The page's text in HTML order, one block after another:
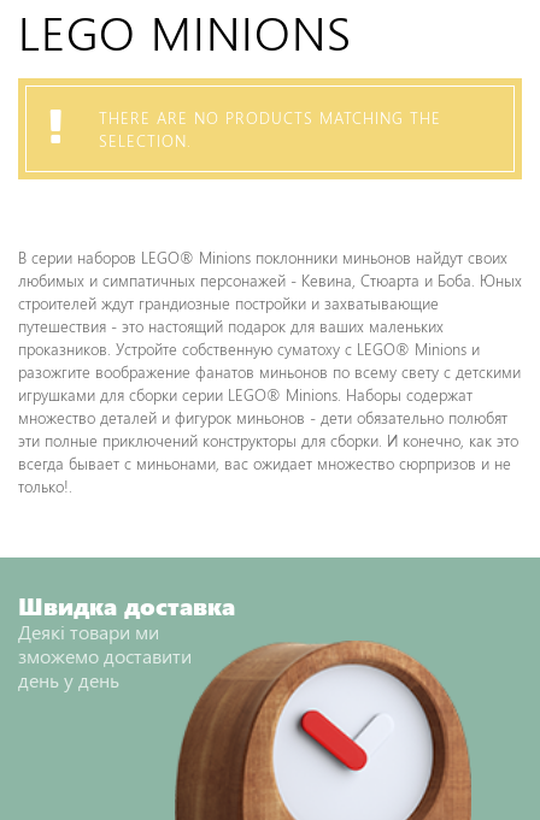
LEGO MINIONS
THERE ARE NO PRODUCTS MATCHING THE
SELECTION.
В серии наборов LEGO® Minions поклонники миньонов найдут своих
любимых и симпатичных персонажей - Кевина, Стюарта и Боба. Юных
строителей ждут грандиозные постройки и захватывающие
путешествия - это настоящий подарок для ваших маленьких
проказников. Устройте собственную суматоху с LEGO® Minions и
разожгите воображение фанатов миньонов по всему свету с детскими
игрушками для сборки серии LEGO® Minions. Наборы содержат
множество деталей и фигурок миньонов - дети обязательно полюбят
эти полные приключений конструкторы для сборки. И конечно, как это
всегда бывает с миньонами, вас ожидает множество сюрпризов и не
только!.
Швидка доставка
Деякі товари ми
зможемо доставити
день у день